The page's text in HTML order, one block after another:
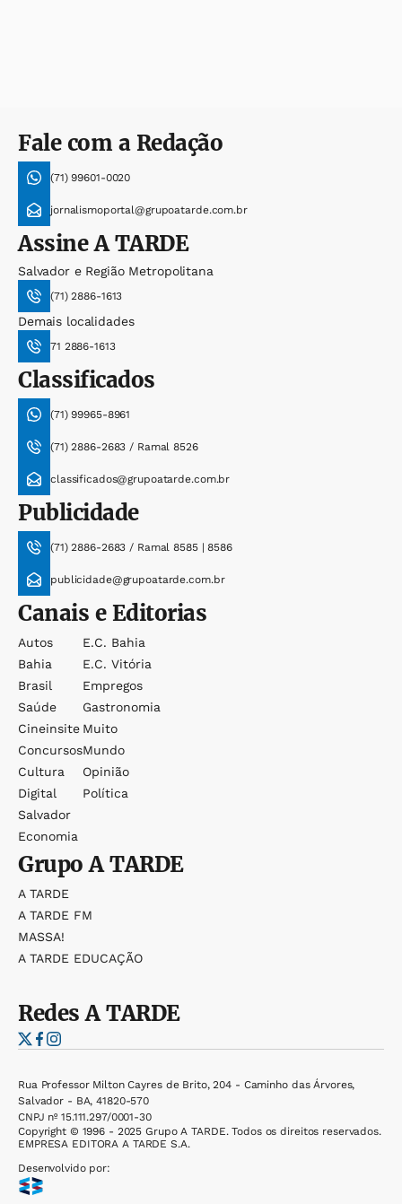
Fale com a Redação
(71) 99601-0020
jornalismoportal@grupoatarde.com.br
AssineA TARDE
Salvador e Região Metropolitana
(71) 2886-1613
Demais localidades
71 2886-1613
Classificados
(71) 99965-8961
(71) 2886-2683 / Ramal 8526
classificados@grupoatarde.com.br
Publicidade
(71) 2886-2683 / Ramal 8585 | 8586
publicidade@grupoatarde.com.br
Canais e Editorias
Autos
Bahia
Brasil
Saúde
Cineinsite
Concursos
Cultura
Digital
Salvador
Economia
E.c. Bahia
E.c. Vitória
Empregos
Gastronomia
Muito
Mundo
Opinião
Política
GrupoA TARDE
A TARDE
A TARDE FM
MASSA!
A TARDE EDUCAÇÃO
RedesA TARDE
Rua Professor Milton Cayres de Brito, 204 - Caminho das Árvores,
Salvador - BA, 41820-570
CNPJ nº 15.111.297/0001-30
Copyright © 1996 - 2025 Grupo A TARDE. Todos os direitos reservados.
EMPRESA EDITORA A TARDE S.A.
Desenvolvido por: